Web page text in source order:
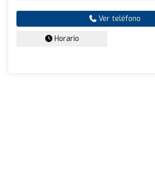
Ver teléfono
Horario